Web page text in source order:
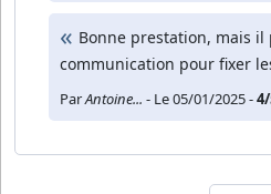
Bonne prestation, mais
communication pour fixer
ParAntoine... - Le 05/01/2025 -